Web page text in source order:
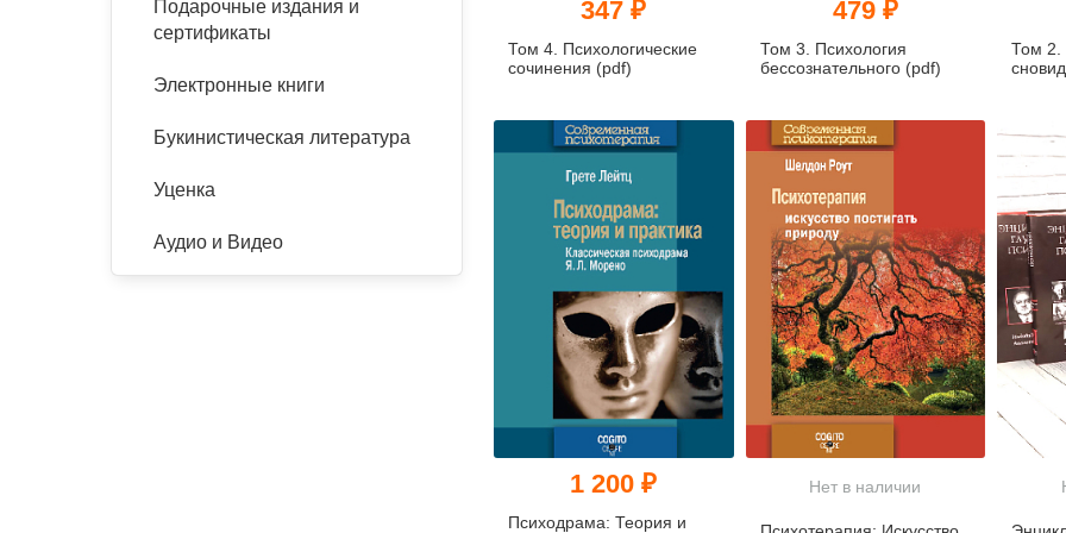
Подарочные издания и
сертификаты
Электронные книги
Букинистическая литература
Уценка
Аудио и Видео
347 ₽
Том 4. Психологические
сочинения (pdf)
479 ₽
Том 3. Психология
бессознательного (pdf)
Том 2.
1 200 ₽
Психодрама: Теория и
Нет в наличии